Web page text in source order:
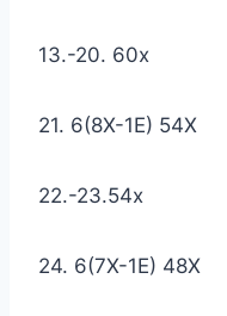
13.-20. 60x
21. 6(8X-1E) 54X
22.-23.54x
24. 6(7X-1E) 48X